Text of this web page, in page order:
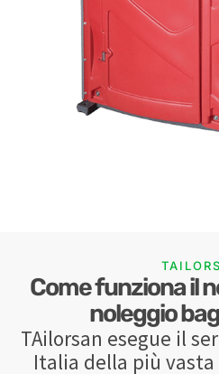
Come funziona il
noleggio
TAilorsan esegue il
Italia della più